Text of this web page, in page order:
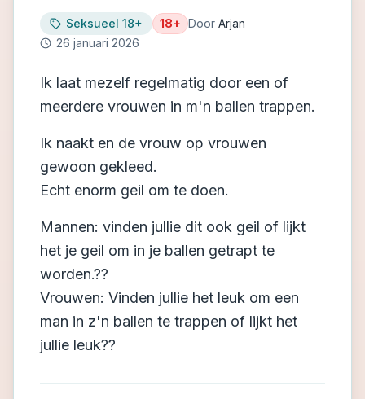
Seksueel 18+ 18+ Door Arjan
26 januari 2026
Ik laat mezelf regelmatig door een of
meerdere vrouwen in m'n ballen trappen.
Ik naakt en de vrouw op vrouwen
gewoon gekleed.
Echt enorm geil om te doen.
Mannen: vinden jullie dit ook geil of lijkt
het je geil om in je ballen getrapt te
worden.??
Vrouwen: Vinden jullie het leuk om een
man in z'n ballen te trappen of lijkt het
jullie leuk??